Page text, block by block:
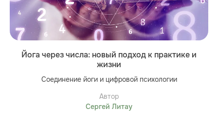
Йога через числа: новый подход к практике и
жизни
Соединение йоги и цифровой психологии
Автор
Сергей Литау